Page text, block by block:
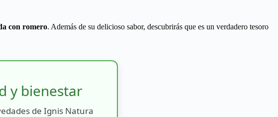
con romero. Además de su delicioso sabor, descubrirás que es un verdadero tesoro
y bienestar
de Ignis Natura